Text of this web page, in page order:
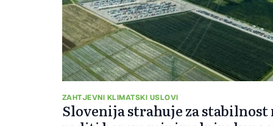
ZAHTJEVNI KLIMATSKI USLOVI
Slovenija strahuje za stabilnost